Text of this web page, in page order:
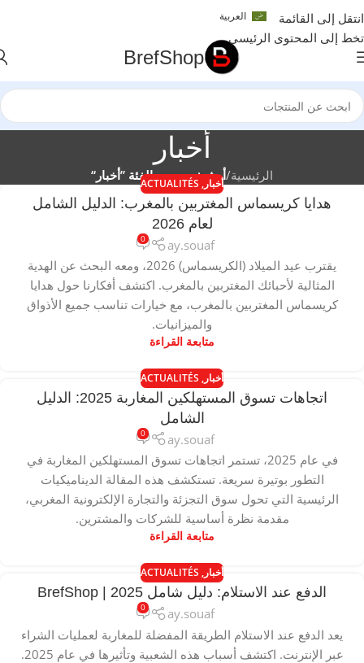
انتقل إلى القائمة
تخط إلى المحتوى الرئيسي
العربية
BrefShop
أخبار
الرئيسية/أرشيف حسب الفئة ”أخبار“
أخبار,
ACTUALITÉS
هدايا كريسماس المغتربين بالمغرب: الدليل الشامل
لعام 2026
ay.souaf
0
يقترب عيد الميلاد (الكريسماس) 2026، ومعه البحث عن الهدية
المثالية لأحبائك المغتربين بالمغرب. اكتشف أفكارنا حول هدايا
كريسماس المغتربين بالمغرب، مع خيارات تناسب جميع الأذواق
والميزانيات.
متابعة القراءة
أخبار,
ACTUALITÉS
اتجاهات تسوق المستهلكين المغاربة 2025: الدليل
الشامل
ay.souaf
0
في عام 2025، تستمر اتجاهات تسوق المستهلكين المغاربة في
التطور بوتيرة سريعة. تستكشف هذه المقالة الديناميكيات
الرئيسية التي تحول سوق التجزئة والتجارة الإلكترونية المغربي،
مقدمة نظرة أساسية للشركات والمشترين.
متابعة القراءة
أخبار,
ACTUALITÉS
الدفع عند الاستلام: دليل شامل 2025 | BrefShop
ay.souaf
0
يعد الدفع عند الاستلام الطريقة المفضلة للمغاربة لعمليات الشراء
عبر الإنترنت. اكتشف أسباب هذه الشعبية وتأثيرها في عام 2025.